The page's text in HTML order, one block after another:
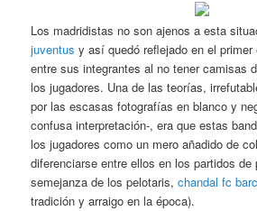
Los madridistas no son ajenos a esta
juventus y así quedó reflejado en el
entre sus integrantes al no tener camisas
los jugadores. Una de las teorías,
por las escasas fotografías en blanco y
confusa interpretación-, era que estas
los jugadores como un mero añadido de
diferenciarse entre ellos en los partidos de
semejanza de los pelotaris,chandal fc
tradición y arraigo en la época).